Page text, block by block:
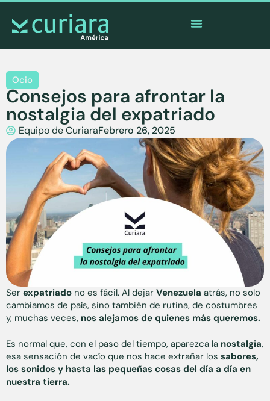
Ocio
Consejos para afrontar la
nostalgia del expatriado
Equipo de CuriaraFebrero 26, 2025
Ser expatriado no es fácil. Al dejar Venezuela atrás, no solo
cambiamos de país, sino también de rutina, de costumbres
y, muchas veces, nos alejamos de quienes más queremos.
Es normal que, con el paso del tiempo, aparezca la nostalgia,
esa sensación de vacío que nos hace extrañar los sabores,
los sonidos y hasta las pequeñas cosas del día a día en
nuestra tierra.